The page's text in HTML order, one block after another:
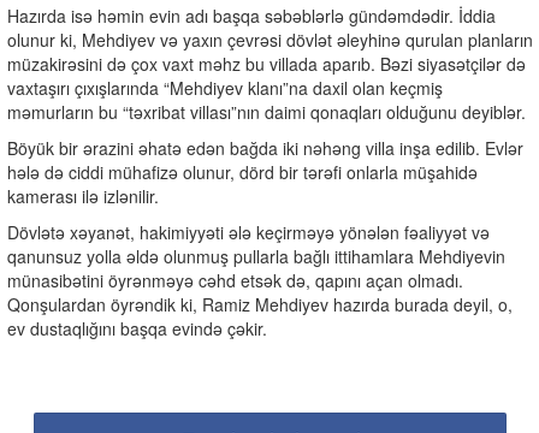
Hazırda isə həmin evin adı başqa səbəblərlə gündəmdədir. İddia
olunur ki, Mehdiyev və yaxın çevrəsi dövlət əleyhinə qurulan planların
müzakirəsini də çox vaxt məhz bu villada aparıb. Bəzi siyasətçilər də
vaxtaşırı çıxışlarında “Mehdiyev klanı”na daxil olan keçmiş
məmurların bu “təxribat villası”nın daimi qonaqları olduğunu deyiblər.
Böyük bir ərazini əhatə edən bağda iki nəhəng villa inşa edilib. Evlər
hələ də ciddi mühafizə olunur, dörd bir tərəfi onlarla müşahidə
kamerası ilə izlənilir.
Dövlətə xəyanət, hakimiyyəti ələ keçirməyə yönələn fəaliyyət və
qanunsuz yolla əldə olunmuş pullarla bağlı ittihamlara Mehdiyevin
münasibətini öyrənməyə cəhd etsək də, qapını açan olmadı.
Qonşulardan öyrəndik ki, Ramiz Mehdiyev hazırda burada deyil, o,
ev dustaqlığını başqa evində çəkir.